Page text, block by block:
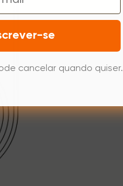
se
cancelar quando quiser.